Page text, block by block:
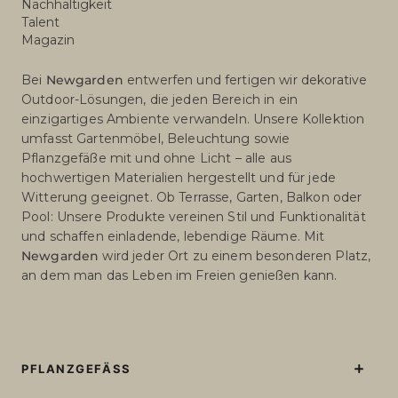
Nachhaltigkeit
Talent
Magazin
Bei Newgarden entwerfen und fertigen wir dekorative
Outdoor-Lösungen, die jeden Bereich in ein
einzigartiges Ambiente verwandeln. Unsere Kollektion
umfasst Gartenmöbel, Beleuchtung sowie
Pflanzgefäße mit und ohne Licht – alle aus
hochwertigen Materialien hergestellt und für jede
Witterung geeignet. Ob Terrasse, Garten, Balkon oder
Pool: Unsere Produkte vereinen Stil und Funktionalität
und schaffen einladende, lebendige Räume. Mit
Newgarden wird jeder Ort zu einem besonderen Platz,
an dem man das Leben im Freien genießen kann.
PFLANZGEFÄSS